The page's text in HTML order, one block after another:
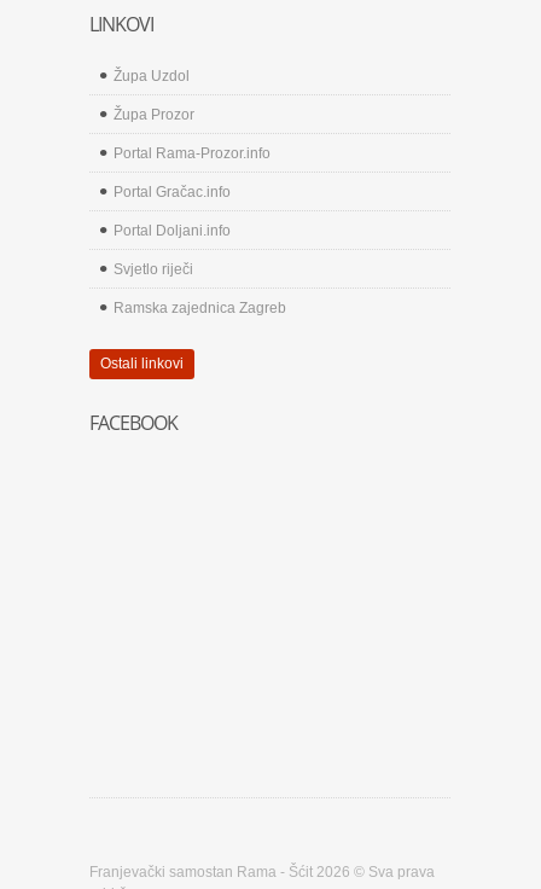
LINKOVI
Župa Uzdol
Župa Prozor
Portal Rama-Prozor.info
Portal Gračac.info
Portal Doljani.info
Svjetlo riječi
Ramska zajednica Zagreb
Ostali linkovi
FACEBOOK
Franjevački samostan Rama - Šćit 2026 © Sva prava